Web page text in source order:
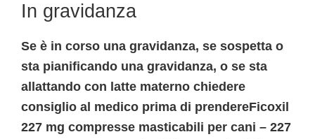
In gravidanza
Se è in corso una gravidanza, se sospetta o
sta pianificando una gravidanza, o se sta
allattando con latte materno chiedere
consiglio al medico prima di prendereFicoxil
227 mg compresse masticabili per cani – 227